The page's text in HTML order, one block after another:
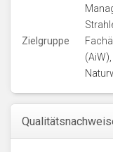
Zielgruppe